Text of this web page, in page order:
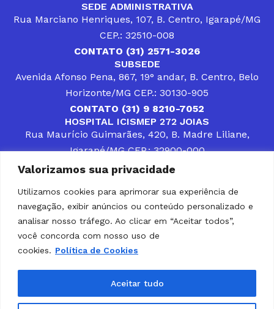
Valorizamos sua privacidade
Utilizamos cookies para aprimorar sua experiência de
navegação, exibir anúncios ou conteúdo personalizado e
analisar nosso tráfego. Ao clicar em “Aceitar todos”,
você concorda com nosso uso de
cookies. Política de Cookies
Aceitar tudo
SEDE ADMINISTRATIVA
Rua Marciano Henriques, 107, B. Centro, Igarapé/MG
CEP.: 32510-008
CONTATO (31) 2571-3026
SUBSEDE
Avenida Afonso Pena, 867, 19° andar, B. Centro, Belo
Horizonte/MG CEP.: 30130-905
CONTATO (31) 9 8210-7052
HOSPITAL ICISMEP 272 JOIAS
Rua Maurício Guimarães, 420, B. Madre Liliane,
Igarapé/MG CEP.: 32900-000
CONTATOS (31) 3512-4400 ou (31) 9 8309-8660
DESENVOLVER SOLUÇÕES, AÇÕES E SERVIÇOS
PÚBLICOS QUE COMPLEMENTEM A ASSISTÊNCIA À
POPULAÇÃO DA REGIÃO EM QUE ATUA, SENDO
PARCEIRO DOS MUNICÍPIOS CONSORCIADOS NA
SOLUÇÃO DE DIFICULDADES ENFRENTADAS POR
GESTORES MUNICIPAIS, É O COMPROMISSO DO
ICISMEP.
Home Institucional Municípios
Portal da Integridade
LGPD